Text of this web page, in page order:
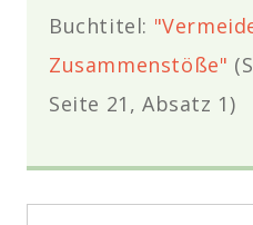
Buchtitel:
Zusammenstöße"
Seite 21, Absatz 1)